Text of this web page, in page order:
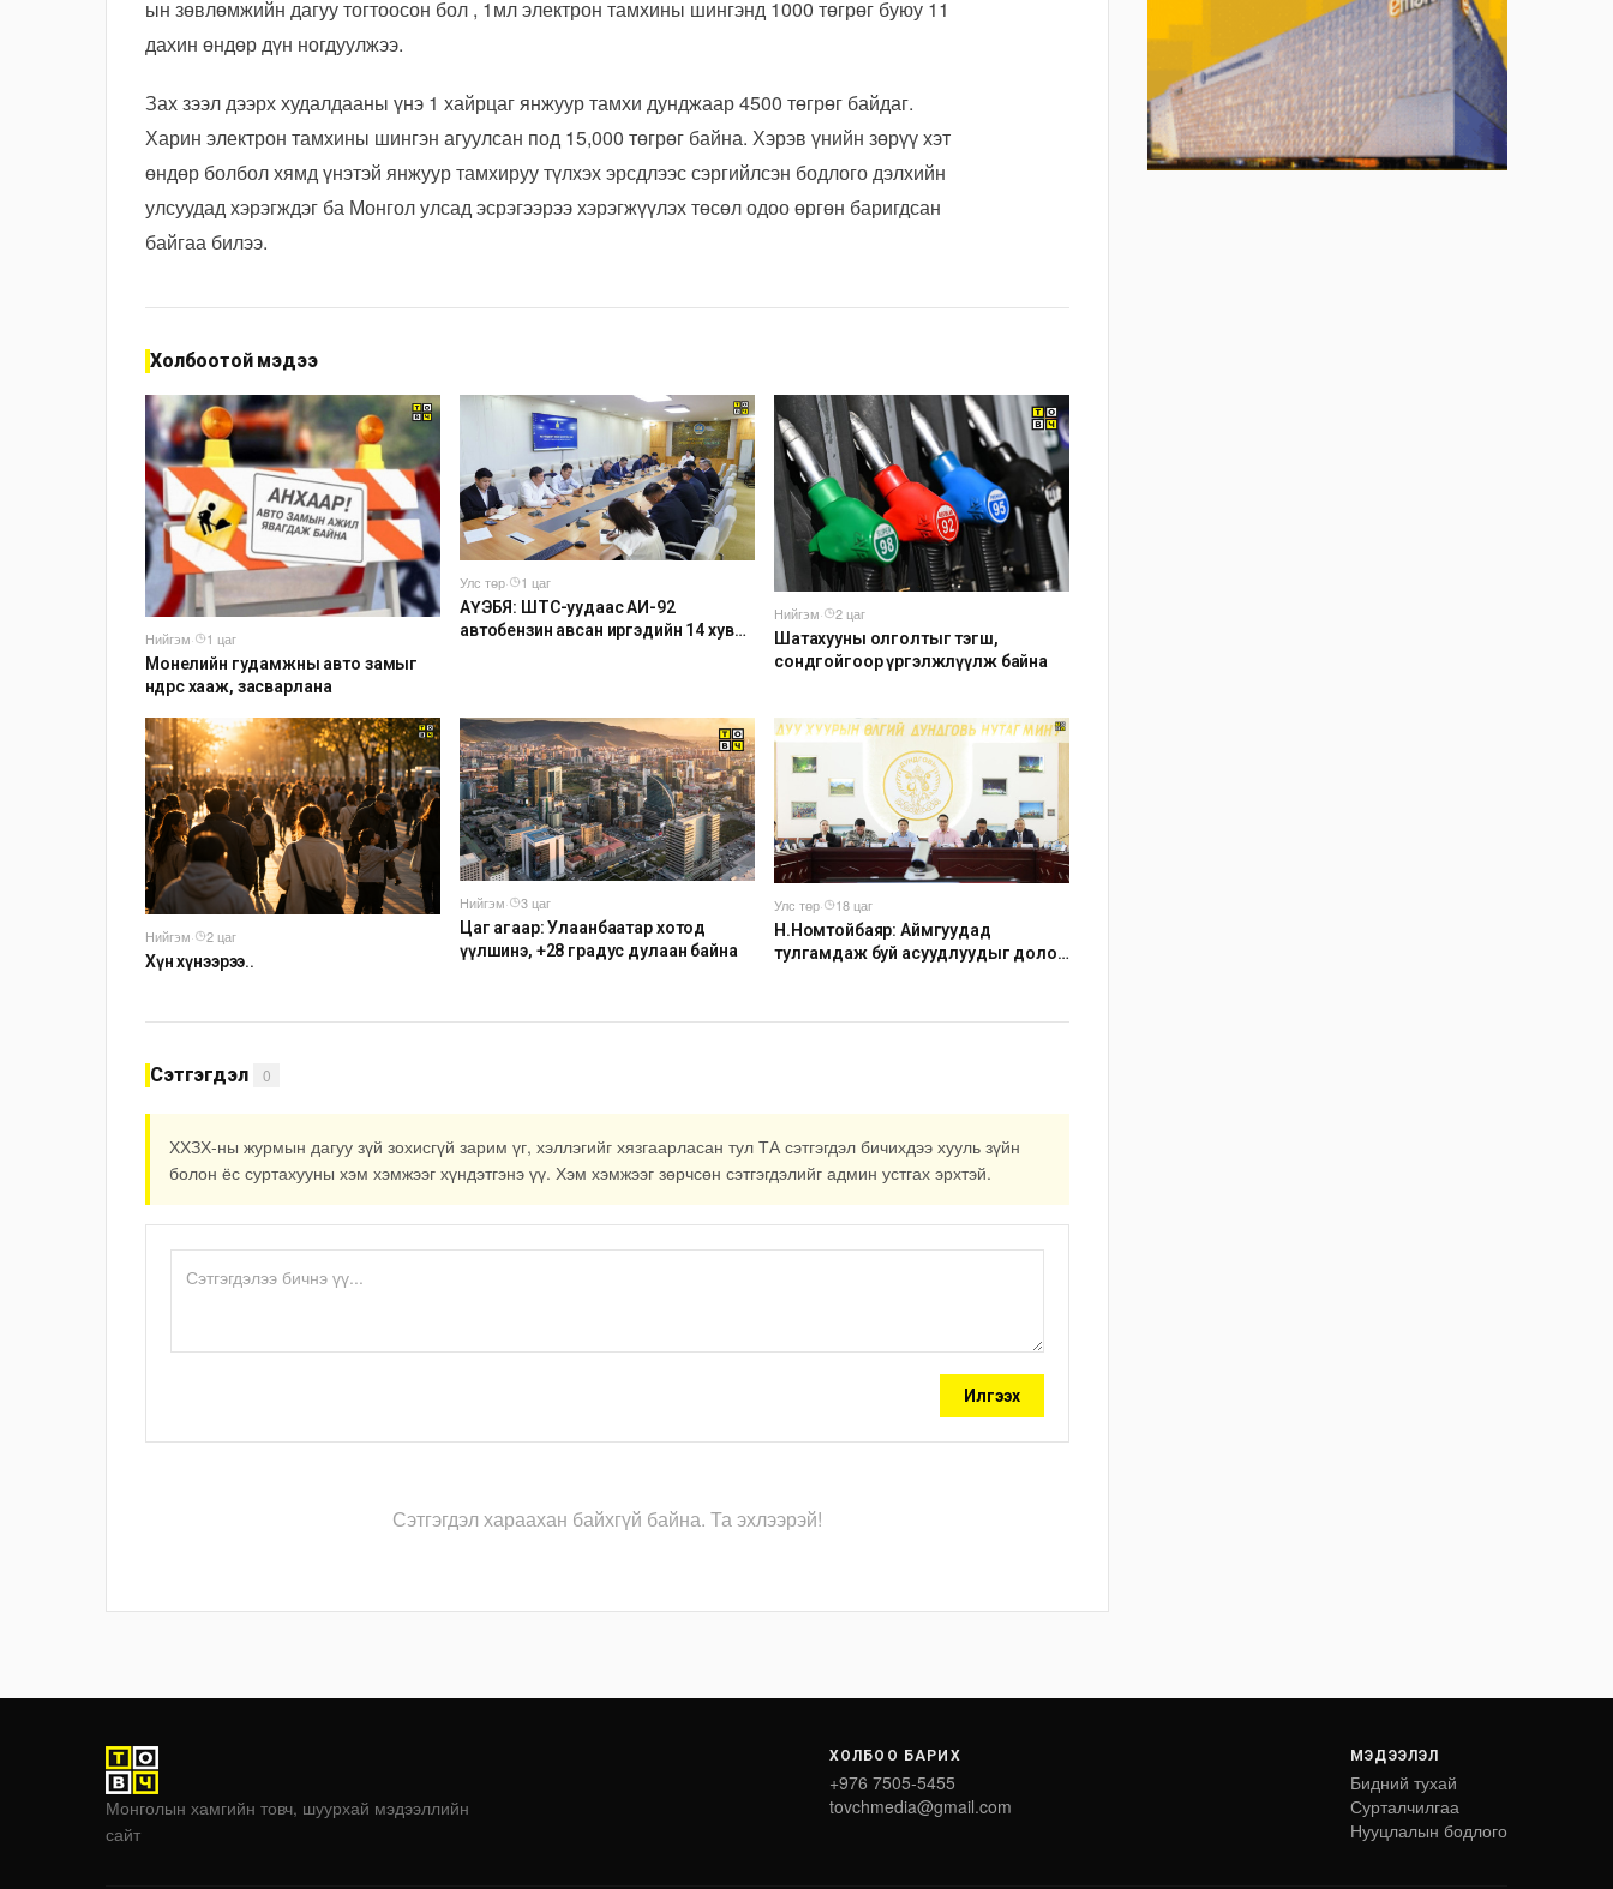
ын зөвлөмжийн дагуу тогтоосон бол , 1мл электрон тамхины шингэнд 1000 төгрөг буюу 11
дахин өндөр дүн ногдуулжээ.
Зах зээл дээрх худалдааны үнэ 1 хайрцаг янжуур тамхи дунджаар 4500 төгрөг байдаг.
Харин электрон тамхины шингэн агуулсан под 15,000 төгрөг байна. Хэрэв үнийн зөрүү хэт
өндөр болбол хямд үнэтэй янжуур тамхируу түлхэх эрсдлээс сэргийлсэн бодлого дэлхийн
улсуудад хэрэгждэг ба Монгол улсад эсрэгээрээ хэрэгжүүлэх төсөл одоо өргөн баригдсан
байгаа билээ.
Холбоотой мэдээ
Нийгэм·
1 цаг
Монелийн гудамжны авто замыг
өнөөдрөөс хааж, засварлана
Улс төр·
1 цаг
АҮЭБЯ: ШТС-уудаас АИ-92
автобензин авсан иргэдийн 14 хувь
Нийгэм·
2 цаг
Шатахууны олголтыг тэгш,
сондгойгоор үргэлжлүүлж байна
Нийгэм·
2 цаг
Хүн хүнээрээ..
Нийгэм·
3 цаг
Цаг агаар: Улаанбаатар хотод
үүлшинэ, +28 градус дулаан байна
Улс төр·
18 цаг
Н.Номтойбаяр: Аймгуудад
тулгамдаж буй асуудлуудыг долоо
шийдвэрлүүлнэ
Сэтгэгдэл 0
ХХЗХ-ны журмын дагуу зүй зохисгүй зарим үг, хэллэгийг хязгаарласан тул ТА сэтгэгдэл бичихдээ хууль зүйн
болон ёс суртахууны хэм хэмжээг хүндэтгэнэ үү. Хэм хэмжээг зөрчсөн сэтгэгдэлийг админ устгах эрхтэй.
Илгээх
Сэтгэгдэл хараахан байхгүй байна. Та эхлээрэй!
Монголын хамгийн товч, шуурхай мэдээллийн
сайт
ХОЛБОО БАРИХ
+976 7505-5455
tovchmedia@gmail.com
МЭДЭЭЛЭЛ
Бидний тухай
Сурталчилгаа
Нууцлалын бодлого